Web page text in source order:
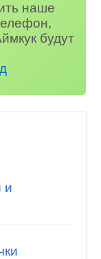
наше
будут
и